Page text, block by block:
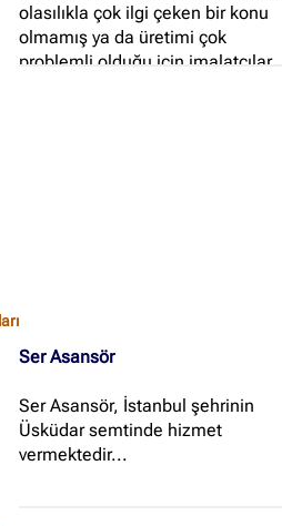
olasılıkla çok ilgi çeken bir konu
olmamış ya da üretimi çok
problemli olduğu için imalatçılar
Ser Asansör
Ser Asansör, İstanbul şehrinin
Üsküdar semtinde hizmet
vermektedir...